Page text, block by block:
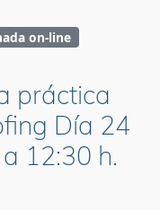
on-line
práctica
Día 24
12:30 h.